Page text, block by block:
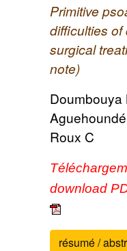
Primitive
difficulties
surgical
note)
Doumbouya
Roux C
download
résumé /